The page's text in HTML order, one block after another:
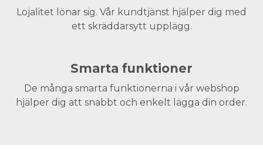
Lojalitet lönar sig. Vår kundtjänst hjälper dig med
ett skräddarsytt upplägg.
Smarta funktioner
De många smarta funktionerna i vår webshop
hjälper dig att snabbt och enkelt lägga din order.